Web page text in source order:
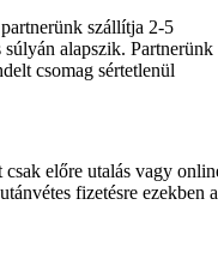
szállítja 2-5
alapszik. Partnerünk
csomag sértetlenül
csak előre utalás vagy
fizetésre ezekben